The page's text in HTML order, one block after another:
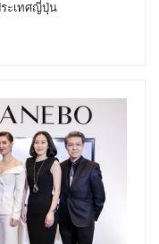
ะเทศญี่ปุ่น